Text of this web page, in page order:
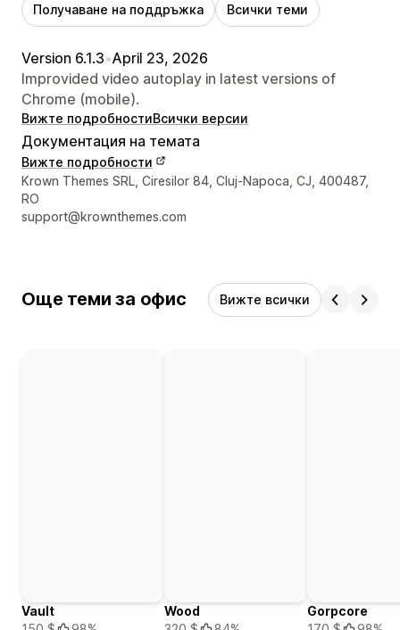
Получаване на поддръжка Всички теми
Version 6.1.3•April 23, 2026
Improvided video autoplay in latest versions of
Chrome (mobile).
Вижте подробностиВсички версии
Документация на темата
Вижте подробности
Данни за връзка с дизайнера
Krown Themes SRL, Ciresilor 84, Cluj-Napoca, CJ, 400487,
RO
support@krownthemes.com
Още теми за офис Вижте всички
Vault
Wood
Gorpcore